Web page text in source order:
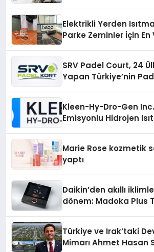
Elektrikli Yerden
Parke Zeminler İçin En
SRV Padel Court, 24
Yapan Türkiye’nin
Kleen-Hy-Dro-Gen
Emisyonlu Hidrojen
Marie Rose kozmetik
yaptı
Daikin’den akıllı
dönem: Madoka Plus
Türkiye ve Irak’taki
Mimarı Ahmet Hasan